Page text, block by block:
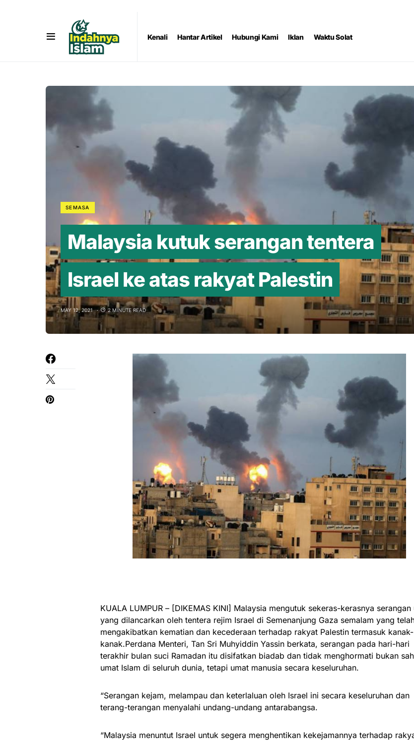
Kenali Hantar Artikel Hubungi Kami Iklan Waktu Solat
SEMASA
Malaysia kutuk serangan tentera
Israel ke atas rakyat Palestin
MAY 12, 2021 2 MINUTE READ
KUALA LUMPUR – [DIKEMAS KINI] Malaysia mengutuk sekeras-kerasnya serangan
yang dilancarkan oleh tentera rejim Israel di Semenanjung Gaza semalam yang
mengakibatkan kematian dan kecederaan terhadap rakyat Palestin termasuk kanak-
kanak.Perdana Menteri, Tan Sri Muhyiddin Yassin berkata, serangan pada hari-hari
terakhir bulan suci Ramadan itu disifatkan biadab dan tidak menghormati bukan
umat Islam di seluruh dunia, tetapi umat manusia secara keseluruhan.
“Serangan kejam, melampau dan keterlaluan oleh Israel ini secara keseluruhan dan
terang-terangan menyalahi undang-undang antarabangsa.
“Malaysia menuntut Israel untuk segera menghentikan kekejamannya terhadap